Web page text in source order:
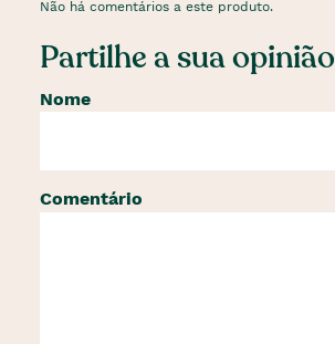
Não há comentários a este produto.
Partilhe a sua opinião
Nome
Comentário